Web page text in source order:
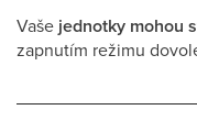
Vaše jednotky mohou
zapnutím režimu